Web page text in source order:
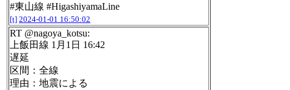
#東山線 #HigashiyamaLine
[t] 2024-01-01 16:50:02
RT @nagoya_kotsu:
上飯田線 1月1日 16:42
遅延
区間：全線
理由：地震による